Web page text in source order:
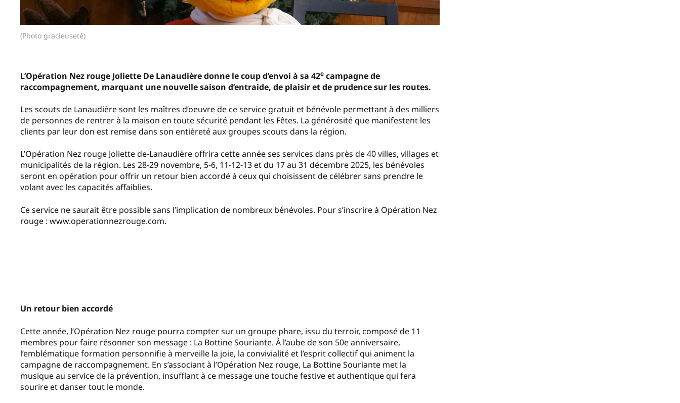
(Photo gracieuseté)
L’Opération Nez rouge Joliette De Lanaudière donne le coup d’envoi à sa 42e campagne de
raccompagnement, marquant une nouvelle saison d’entraide, de plaisir et de prudence sur les routes.
Les scouts de Lanaudière sont les maîtres d’oeuvre de ce service gratuit et bénévole permettant à des milliers
de personnes de rentrer à la maison en toute sécurité pendant les Fêtes. La générosité que manifestent les
clients par leur don est remise dans son entièreté aux groupes scouts dans la région.
L’Opération Nez rouge Joliette de-Lanaudière offrira cette année ses services dans près de 40 villes, villages et
municipalités de la région. Les 28-29 novembre, 5-6, 11-12-13 et du 17 au 31 décembre 2025, les bénévoles
seront en opération pour offrir un retour bien accordé à ceux qui choisissent de célébrer sans prendre le
volant avec les capacités affaiblies.
Ce service ne saurait être possible sans l’implication de nombreux bénévoles. Pour s’inscrire à Opération Nez
rouge : www.operationnezrouge.com.
Un retour bien accordé
Cette année, l’Opération Nez rouge pourra compter sur un groupe phare, issu du terroir, composé de 11
membres pour faire résonner son message : La Bottine Souriante. À l’aube de son 50e anniversaire,
l’emblématique formation personnifie à merveille la joie, la convivialité et l’esprit collectif qui animent la
campagne de raccompagnement. En s’associant à l’Opération Nez rouge, La Bottine Souriante met la
musique au service de la prévention, insufflant à ce message une touche festive et authentique qui fera
sourire et danser tout le monde.